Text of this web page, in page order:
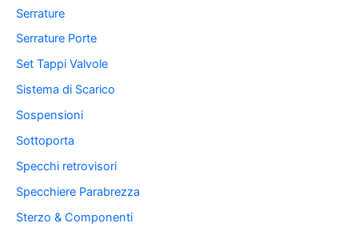
Serrature
Serrature Porte
Set Tappi Valvole
Sistema di Scarico
Sospensioni
Sottoporta
Specchi retrovisori
Specchiere Parabrezza
Sterzo & Componenti